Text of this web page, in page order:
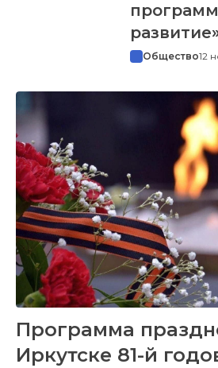
Общество12
Программа
Иркутске 81-й